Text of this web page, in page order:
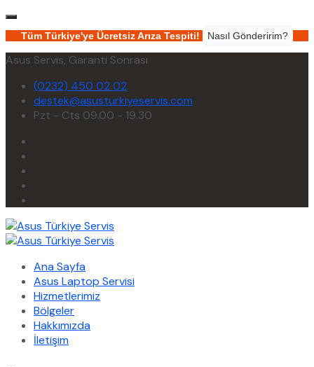
Tüm Türkiye'ye Ücretsiz Arıza Tespiti! Nasıl Gönderirim?
Asus Servis, Garanti Sonrası
(0232) 450 02 02
destek@asusturkiyeservis.com
Pzt - Cts 09.00 - 19.30
Ana Sayfa
Asus Laptop Servisi
Hizmetlerimiz
Bölgeler
Hakkımızda
İletişim